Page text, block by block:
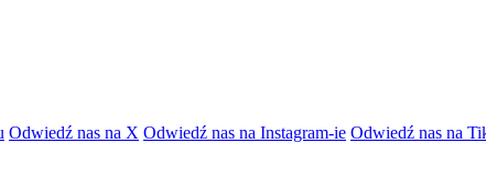
Odwiedź nas na X Odwiedź nas na Instagram-ie Odwiedź nas na